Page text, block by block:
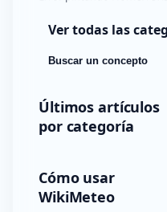
Ver todas las
Buscar un concepto
Últimos artículos
por categoría
Cómo usar
WikiMeteo